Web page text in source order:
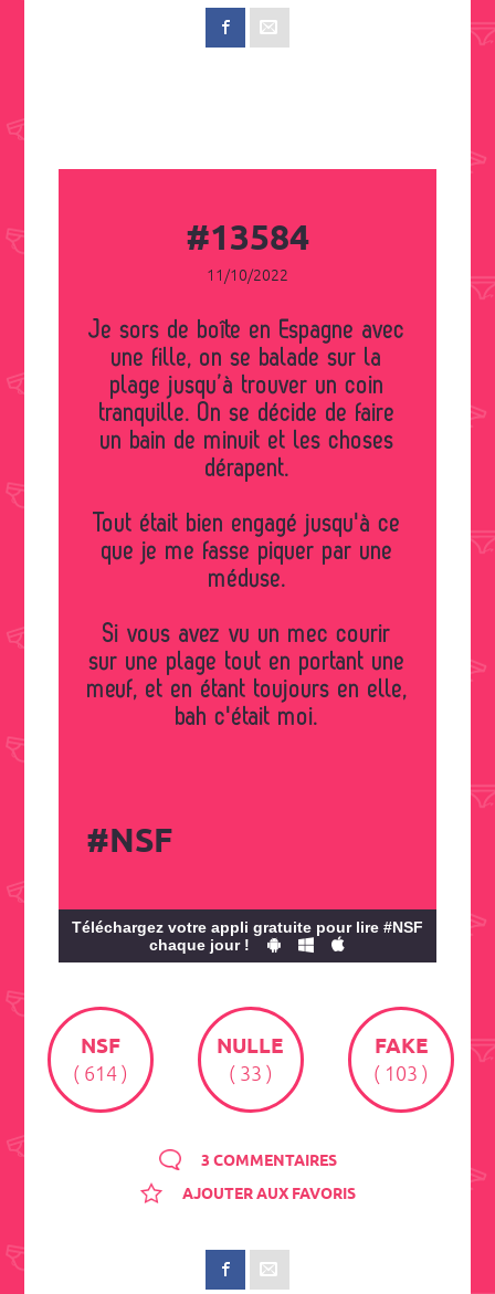
#13584
11/10/2022
Je sors de boîte en Espagne avec
une fille, on se balade sur la
plage jusqu’à trouver un coin
tranquille. On se décide de faire
un bain de minuit et les choses
dérapent.
Tout était bien engagé jusqu'à ce
que je me fasse piquer par une
méduse.
Si vous avez vu un mec courir
sur une plage tout en portant une
meuf, et en étant toujours en elle,
bah c'était moi.
#NSF
Téléchargez votre appli gratuite pour lire #NSF
chaque jour !
NSF
( 614 )
NULLE
( 33 )
FAKE
( 103 )
3 COMMENTAIRES
AJOUTER AUX FAVORIS